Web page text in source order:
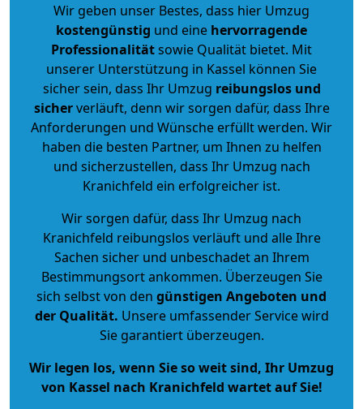
Wir geben unser Bestes, dass hier Umzug
kostengünstig und eine hervorragende
Professionalitätsowie Qualität bietet. Mit
unserer Unterstützung in Kassel können Sie
sicher sein, dass Ihr Umzug reibungslos und
sicherverläuft, denn wir sorgen dafür, dass Ihre
Anforderungen und Wünsche erfüllt werden. Wir
haben die besten Partner, um Ihnen zu helfen
und sicherzustellen, dass Ihr Umzug nach
Kranichfeld ein erfolgreicher ist.
Wir sorgen dafür, dass Ihr Umzug nach
Kranichfeld reibungslos verläuft und alle Ihre
Sachen sicher und unbeschadet an Ihrem
Bestimmungsort ankommen. Überzeugen Sie
sich selbst von den günstigen Angeboten und
der Qualität. Unsere umfassender Service wird
Sie garantiert überzeugen.
Wir legen los, wenn Sie so weit sind, Ihr Umzug
von Kassel nach Kranichfeld wartet auf Sie!